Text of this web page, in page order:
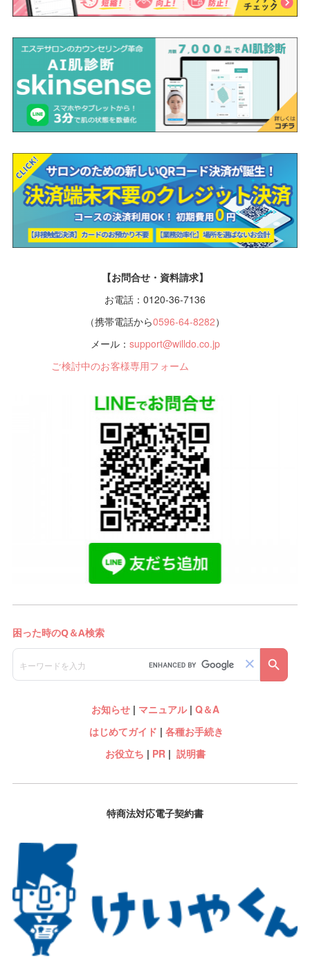
【お問合せ・資料請求】
お電話：0120-36-7136
（携帯電話から0596-64-8282）
メール： support@willdo.co.jp
ご検討中のお客様専用フォーム
お知らせ| マニュアル| Q＆A
はじめてガイド | 各種お手続き
お役立ち | PR| 説明書
特商法対応電子契約書